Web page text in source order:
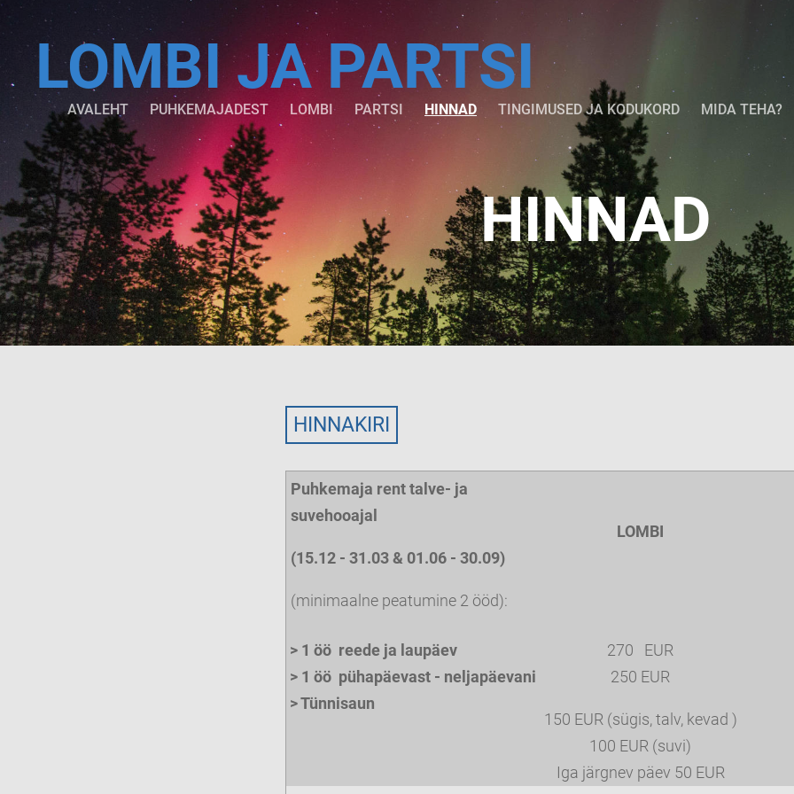
LOMBI JA PARTSI
AVALEHT PUHKEMAJADEST LOMBI PARTSI HINNAD TINGIMUSED JA KODUKORD MIDA TEHA?
HINNAD
HINNAKIRI
Puhkemaja rent talve- ja
suvehooajal
(15.12 - 31.03 & 01.06 - 30.09)
(minimaalne peatumine 2 ööd):
LOMBI
> 1 öö reede ja laupäev
> 1 öö pühapäevast - neljapäevani
> Tünnisaun
270 EUR
250 EUR
150 EUR (sügis, talv, kevad )
100 EUR (suvi)
Iga järgnev päev 50 EUR